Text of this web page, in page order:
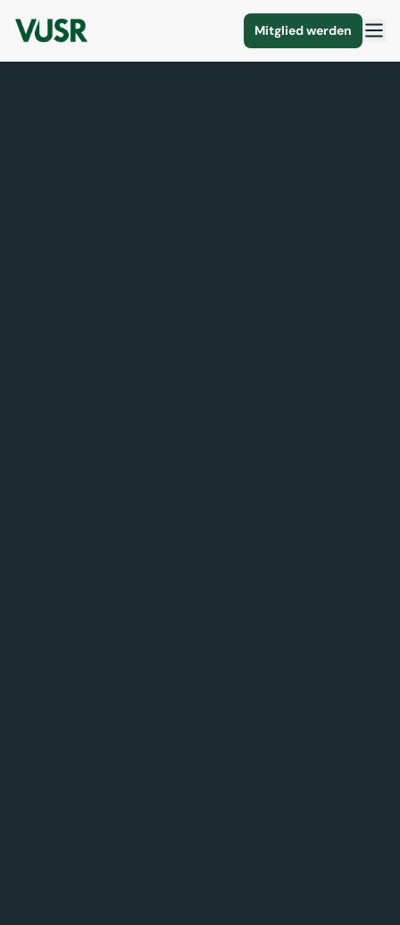
Mitglied werden